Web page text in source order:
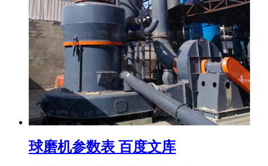
球磨机参数表 百度文库